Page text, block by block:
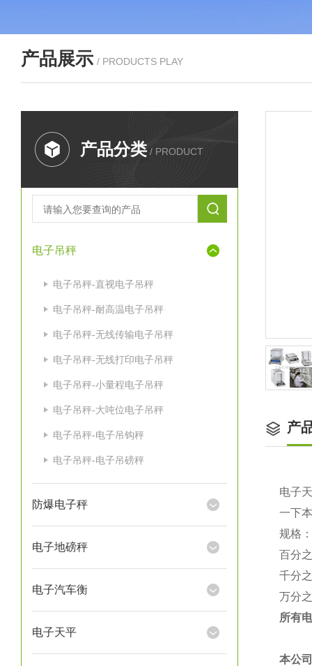
产品展示 / PRODUCTS PLAY
产品分类 / PRODUCT
电子吊秤
电子吊秤-直视电子吊秤
电子吊秤-耐高温电子吊秤
电子吊秤-无线传输电子吊秤
电子吊秤-无线打印电子吊秤
电子吊秤-小量程电子吊秤
电子吊秤-大吨位电子吊秤
电子吊秤-电子吊钩秤
电子吊秤-电子吊磅秤
防爆电子秤
电子地磅秤
电子汽车衡
电子天平
产
电子
一下
规格
百分
千分
万分
所有
本公